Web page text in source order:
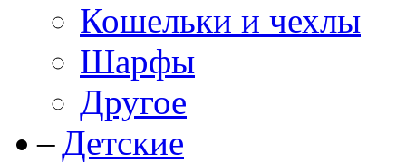
Кошельки и чехлы
Шарфы
Другое
Детские